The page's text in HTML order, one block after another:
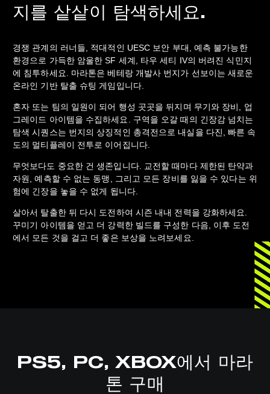
지를 샅샅이 탐색하세요.
경쟁 관계의 러너들, 적대적인 UESC 보안 부대, 예측 불가능한
환경으로 가득한 암울한 SF 세계, 타우 세티 IV의 버려진 식민지
에 침투하세요. 마라톤은 베테랑 개발사 번지가 선보이는 새로운
온라인 기반 탈출 슈팅 게임입니다.
혼자 또는 팀의 일원이 되어 행성 곳곳을 뒤지며 무기와 장비, 업
그레이드 아이템을 수집하세요. 구역을 오갈 때의 긴장감 넘치는
탐색 시퀀스는 번지의 상징적인 총격전으로 내실을 다진, 빠른 속
도의 멀티플레이 전투로 이어집니다.
무엇보다도 중요한 건 생존입니다. 교전할 때마다 제한된 탄약과
자원, 예측할 수 없는 동맹, 그리고 모든 장비를 잃을 수 있다는 위
험에 긴장을 놓을 수 없게 됩니다.
살아서 탈출한 뒤 다시 도전하여 시즌 내내 전력을 강화하세요.
꾸미기 아이템을 얻고 더 강력한 빌드를 구성한 다음, 이후 도전
에서 모든 것을 걸고 더 좋은 보상을 노려보세요.
PS5, PC, XBOX에서 마라
톤 구매